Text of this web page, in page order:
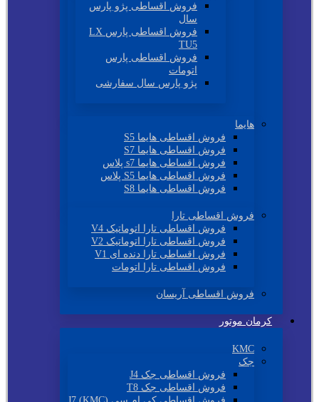
فروش اقساطی پژو پارس
سال
فروش اقساطی پارس LX
TU5
فروش اقساطی پارس
اتومات
پژو پارس سال سفارشی
هایما
فروش اقساطی هایما S5
فروش اقساطی هایما S7
فروش اقساطی هایما s7 پلاس
فروش اقساطی هایما S5 پلاس
فروش اقساطی هایما S8
فروش اقساطی تارا
فروش اقساطی تارا اتوماتیک V4
فروش اقساطی تارا اتوماتیک V2
فروش اقساطی تارا دنده ای V1
فروش اقساطی تارا اتومات
فروش اقساطی آریسان
کرمان موتور
KMC
جک
فروش اقساطی جک J4
فروش اقساطی جک T8